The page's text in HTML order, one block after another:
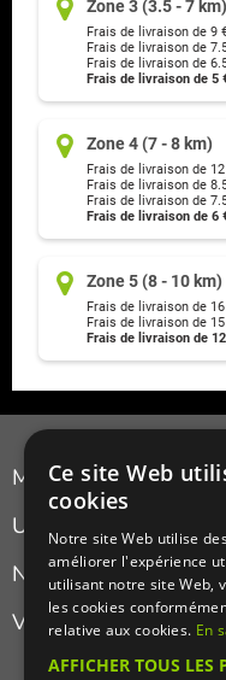
Zone 3 (3.5 - 7 km)
Frais de livraison de 9
Frais de livraison de
Frais de livraison de
Frais de livraison de 5
Zone 4 (7 - 8 km)
Frais de livraison de
Frais de livraison de
Frais de livraison de
Frais de livraison de 6
Zone 5 (8 - 10 km)
Frais de livraison de
Frais de livraison de
Frais de livraison de
Manger Cacher
Cacher c'est quoi ?
Liens utiles
Qui sommes-nous ?
Presse
Recettes cachères
Un annuaire
complet et actualisé des
(restaurant cacher, épicerie
Nouveautés du
Le nouveau restaurant
cacher,asiatique cacher,
israelien cacher, italien
Visualisez
en photos unrestaurant
Ce site Web
cookies
Notre site Web utilise
améliorer l'expérience
utilisant notre site Web,
les cookies
relative aux cookies. En
AFFICHER TOUS LES